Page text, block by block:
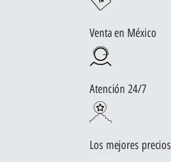
Venta en México
Atención 24/7
Los mejores precios